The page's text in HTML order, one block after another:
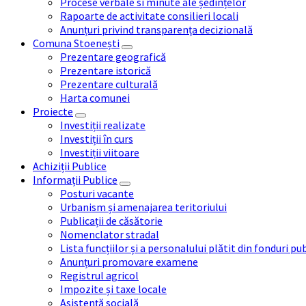
Rapoarte de activitate consilieri locali
Anunțuri privind transparența decizională
Comuna Stoenești
Prezentare geografică
Prezentare istorică
Prezentare culturală
Harta comunei
Proiecte
Investiții realizate
Investiții în curs
Investiții viitoare
Achiziții Publice
Informații Publice
Posturi vacante
Urbanism și amenajarea teritoriului
Publicații de căsătorie
Nomenclator stradal
Lista funcțiilor și a personalului plătit din fonduri
Anunțuri promovare examene
Registrul agricol
Impozite și taxe locale
Asistență socială